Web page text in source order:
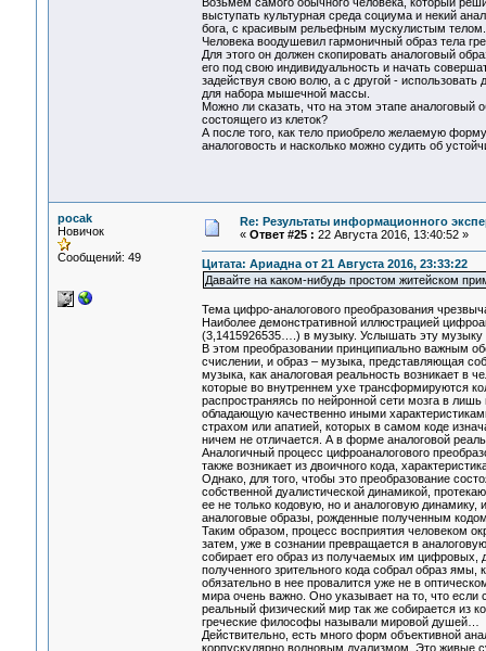
выступать культурная среда социума и некий
бога, с красивым рельефным мускулистым телом.
Человека воодушевил гармоничный образ тела
Для этого он должен скопировать аналоговый
его под свою индивидуальность и начать
задействуя свою волю, а с другой -
для набора мышечной массы.
Можно ли сказать, что на этом этапе аналоговый
состоящего из клеток?
А после того, как тело приобрело желаемую
аналоговость и насколько можно судить об
pocak
Новичок
Сообщений: 49
Re: Результаты информационного
« Ответ #25 : 22 Августа 2016, 13:40:52 »
Цитата: Ариадна от 21 Августа 2016, 23:33:22
Давайте на каком-нибудь простом житейском
Тема цифро-аналогового преобразования
Наиболее демонстративной иллюстрацией
(3,1415926535….) в музыку. Услышать эту
В этом преобразовании принципиально важным
счислении, и образ – музыка, представляющая
музыка, как аналоговая реальность возникает в
которые во внутреннем ухе трансформируются
распространяясь по нейронной сети мозга в
обладающую качественно иными
страхом или апатией, которых в самом коде
ничем не отличается. А в форме аналоговой
Аналогичный процесс цифроаналогового
также возникает из двоичного кода,
Однако, для того, чтобы это преобразование
собственной дуалистической динамикой,
ее не только кодовую, но и аналоговую
аналоговые образы, рожденные полученным
Таким образом, процесс восприятия человеком
затем, уже в сознании превращается в
собирает его образ из получаемых им цифровых,
полученного зрительного кода собрал образ
обязательно в нее провалится уже не в
мира очень важно. Оно указывает на то, что если
реальный физический мир так же собирается из
греческие философы называли мировой душей…
Действительно, есть много форм объективной
корпускулярно волновым дуализмом. Это живые